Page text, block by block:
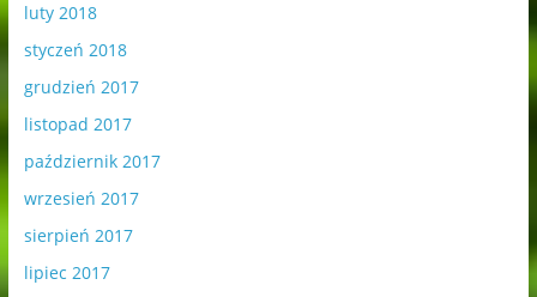
luty 2018
styczeń 2018
grudzień 2017
listopad 2017
październik 2017
wrzesień 2017
sierpień 2017
lipiec 2017